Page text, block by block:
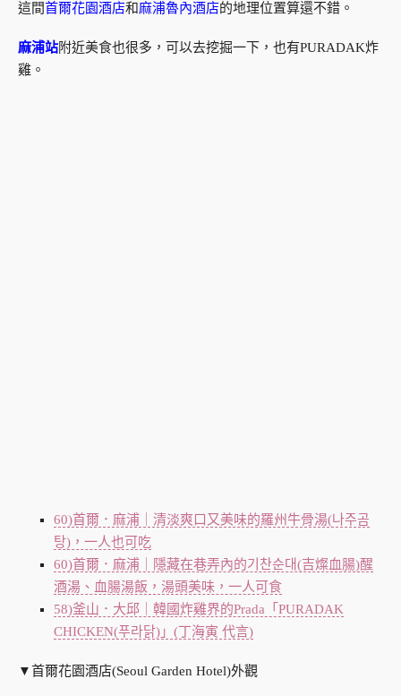
這間首爾花園酒店和麻浦魯內酒店的地理位置算還不錯。
麻浦站附近美食也很多，可以去挖掘一下，也有PURADAK炸
雞。
60)首爾．麻浦｜清淡爽口又美味的羅州牛骨湯(나주곰
탕)，一人也可吃
60)首爾．麻浦｜隱藏在巷弄內的기찬순대(吉燦血腸)醒
酒湯、血腸湯飯，湯頭美味，一人可食
58)釜山．大邱｜韓國炸雞界的Prada「PURADAK
CHICKEN(푸라닭)」(丁海寅 代言)
▼首爾花園酒店(Seoul Garden Hotel)外觀